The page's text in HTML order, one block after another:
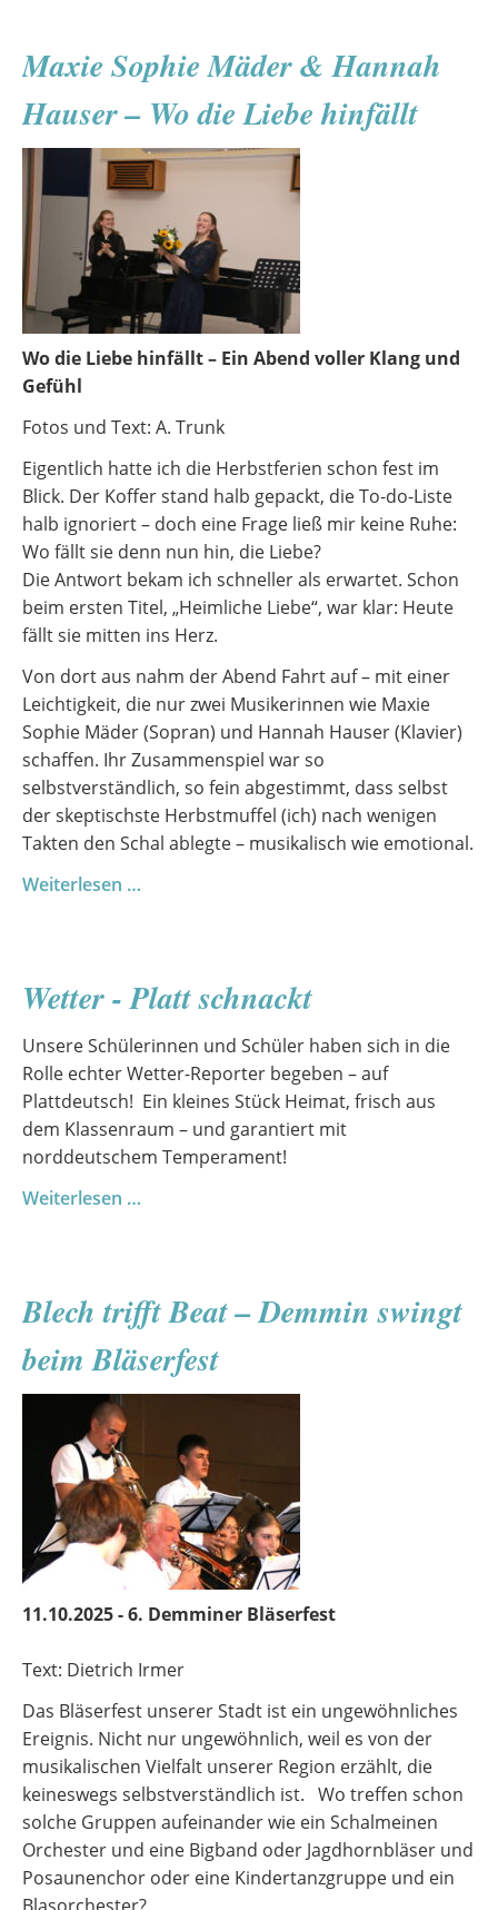
Musik
&
starke
Beiträge
aus
Demmin
Maxie Sophie Mäder & Hannah
Hauser – Wo die Liebe hinfällt
Wo die Liebe hinfällt – Ein Abend voller Klang und
Gefühl
Fotos und Text: A. Trunk
Eigentlich hatte ich die Herbstferien schon fest im
Blick. Der Koffer stand halb gepackt, die To-do-Liste
halb ignoriert – doch eine Frage ließ mir keine Ruhe:
Wo fällt sie denn nun hin, die Liebe?
Die Antwort bekam ich schneller als erwartet. Schon
beim ersten Titel, „Heimliche Liebe“, war klar: Heute
fällt sie mitten ins Herz.
Von dort aus nahm der Abend Fahrt auf – mit einer
Leichtigkeit, die nur zwei Musikerinnen wie Maxie
Sophie Mäder (Sopran) und Hannah Hauser (Klavier)
schaffen. Ihr Zusammenspiel war so
selbstverständlich, so fein abgestimmt, dass selbst
der skeptischste Herbstmuffel (ich) nach wenigen
Takten den Schal ablegte – musikalisch wie emotional.
Weiterlesen …
Hannah
–
Wo
die
Liebe
hinfällt
Wetter - Platt schnackt
Unsere Schülerinnen und Schüler haben sich in die
Rolle echter Wetter-Reporter begeben – auf
Plattdeutsch! Ein kleines Stück Heimat, frisch aus
dem Klassenraum – und garantiert mit
norddeutschem Temperament!
Weiterlesen …
Blech trifft Beat – Demmin swingt
beim Bläserfest
11.10.2025 - 6. Demminer Bläserfest
Text: Dietrich Irmer
Das Bläserfest unserer Stadt ist ein ungewöhnliches
Ereignis. Nicht nur ungewöhnlich, weil es von der
musikalischen Vielfalt unserer Region erzählt, die
keineswegs selbstverständlich ist. Wo treffen schon
solche Gruppen aufeinander wie ein Schalmeinen
Orchester und eine Bigband oder Jagdhornbläser und
Posaunenchor oder eine Kindertanzgruppe und ein
Blasorchester?